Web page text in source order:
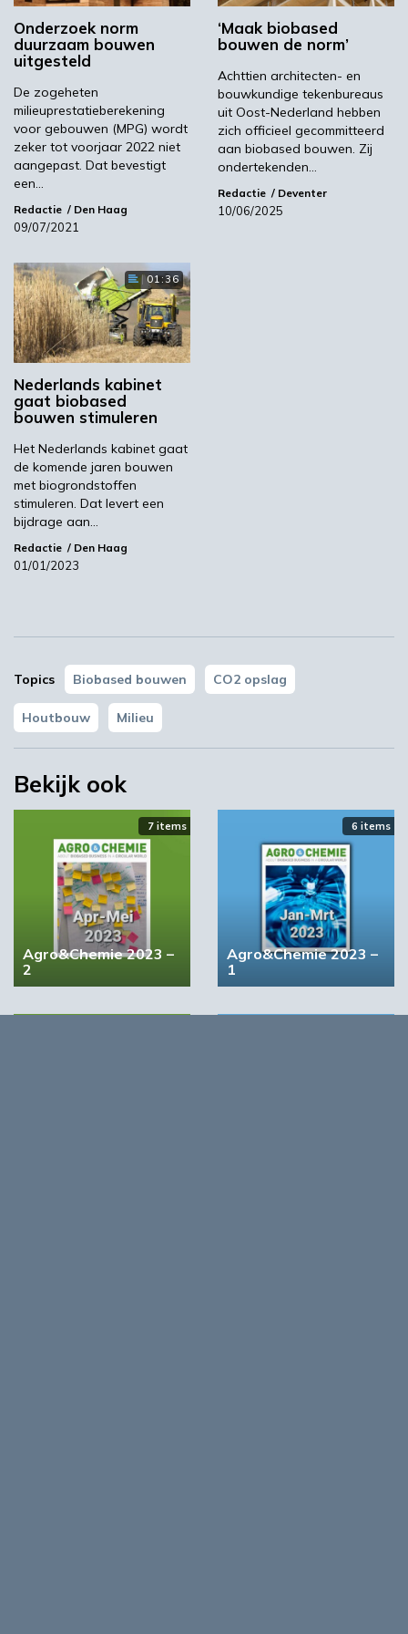
De productie van bouwmaterialen was in
2021 verantwoordelijk voor 1,5 megaton
-emissies, dat is zo’n 80% van de totale
uitstoot van de bouw.
Beeld: ungvar/Shutterstock
Cobouw
Invest-NL gaat samen met Nationaal Groeifonds
'blended finance' verstrekken
Meest gelezen
‘Grote groeikansen Europese markt voor biobased
producten’
Onderzoek norm
duurzaam bouwen
uitgesteld
De zogeheten
milieuprestatieberekening
voor gebouwen (MPG) wordt
zeker tot voorjaar 2022 niet
aangepast. Dat bevestigt
een…
Redactie Den Haag
09/07/2021
‘Maak biobased
bouwen de norm’
Achttien architecten- en
bouwkundige tekenbureaus
uit Oost-Nederland hebben
zich officieel gecommitteerd
aan biobased bouwen. Zij
ondertekenden…
Redactie Deventer
10/06/2025
01:36
Nederlands kabinet
gaat biobased
bouwen stimuleren
Het Nederlands kabinet gaat
de komende jaren bouwen
met biogrondstoffen
stimuleren. Dat levert een
bijdrage aan…
Redactie Den Haag
01/01/2023
Topics Biobased bouwen CO2 opslag
Houtbouw Milieu
Bekijk ook
7 items
Agro&Chemie 2023 –
2
6 items
Agro&Chemie 2023 –
1